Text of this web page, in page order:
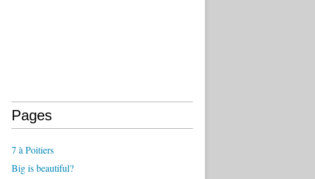
Pages
7 à Poitiers
Big is beautiful?